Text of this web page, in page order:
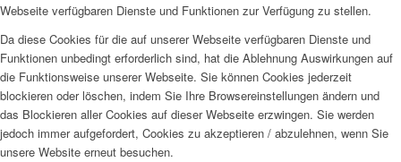
Webseite verfügbaren Dienste und Funktionen zur Verfügung zu stellen.
Da diese Cookies für die auf unserer Webseite verfügbaren Dienste und
Funktionen unbedingt erforderlich sind, hat die Ablehnung Auswirkungen auf
die Funktionsweise unserer Webseite. Sie können Cookies jederzeit
blockieren oder löschen, indem Sie Ihre Browsereinstellungen ändern und
das Blockieren aller Cookies auf dieser Webseite erzwingen. Sie werden
jedoch immer aufgefordert, Cookies zu akzeptieren / abzulehnen, wenn Sie
unsere Website erneut besuchen.